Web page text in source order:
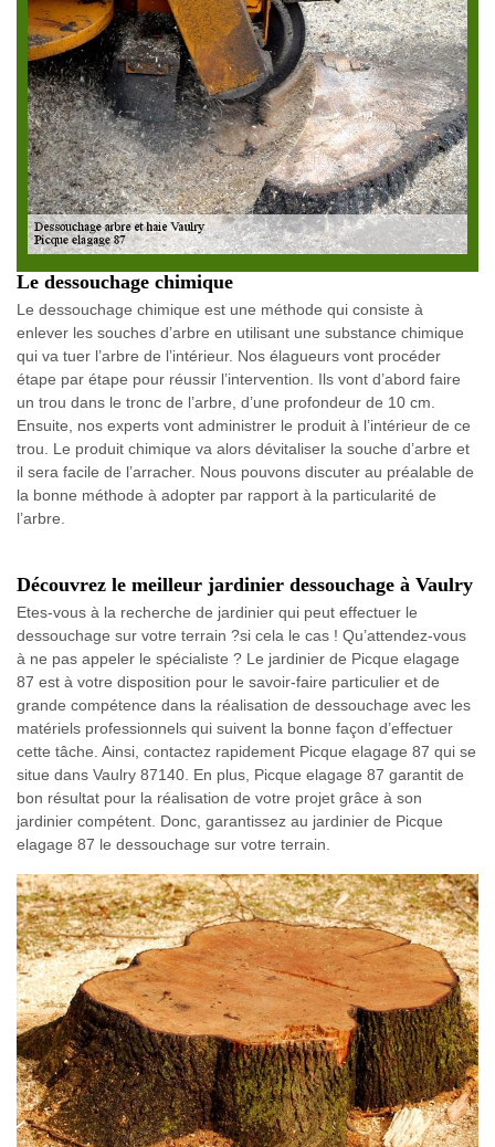
Le dessouchage chimique
Le dessouchage chimique est une méthode qui consiste à
enlever les souches d’arbre en utilisant une substance chimique
qui va tuer l’arbre de l’intérieur. Nos élagueurs vont procéder
étape par étape pour réussir l’intervention. Ils vont d’abord faire
un trou dans le tronc de l’arbre, d’une profondeur de 10 cm.
Ensuite, nos experts vont administrer le produit à l’intérieur de ce
trou. Le produit chimique va alors dévitaliser la souche d’arbre et
il sera facile de l’arracher. Nous pouvons discuter au préalable de
la bonne méthode à adopter par rapport à la particularité de
l’arbre.
Découvrez le meilleur jardinier dessouchage à Vaulry
Etes-vous à la recherche de jardinier qui peut effectuer le
dessouchage sur votre terrain ?si cela le cas ! Qu’attendez-vous
à ne pas appeler le spécialiste ? Le jardinier de Picque elagage
87 est à votre disposition pour le savoir-faire particulier et de
grande compétence dans la réalisation de dessouchage avec les
matériels professionnels qui suivent la bonne façon d’effectuer
cette tâche. Ainsi, contactez rapidement Picque elagage 87 qui se
situe dans Vaulry 87140. En plus, Picque elagage 87 garantit de
bon résultat pour la réalisation de votre projet grâce à son
jardinier compétent. Donc, garantissez au jardinier de Picque
elagage 87 le dessouchage sur votre terrain.